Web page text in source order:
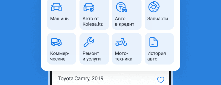
Астана, Акмолинская
область
Новая
Возможна рассрочка или
Да